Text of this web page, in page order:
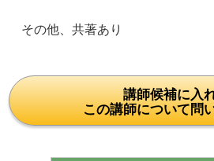
その他、共著あり
講師候補に入
この講師について問